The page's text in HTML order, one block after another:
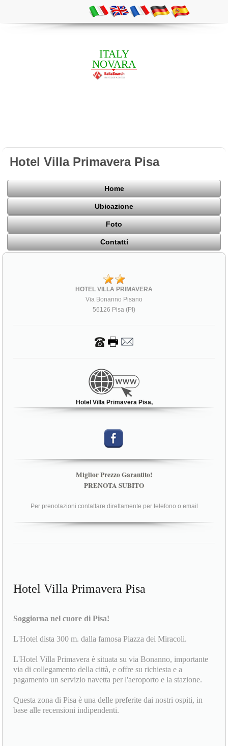
ITALY
NOVARA
Hotel Villa Primavera Pisa
Home
Ubicazione
Foto
Contatti
HOTEL VILLA PRIMAVERA
Via Bonanno Pisano
56126 Pisa (PI)
Hotel Villa Primavera Pisa,
Miglior Prezzo Garantito!
PRENOTA SUBITO
Per prenotazioni contattare direttamente per telefono o email
Hotel Villa Primavera Pisa
Soggiorna nel cuore di Pisa!
L'Hotel dista 300 m. dalla famosa Piazza dei Miracoli.
L'Hotel Villa Primavera è situata su via Bonanno, importante
via di collegamento della città, e offre su richiesta e a
pagamento un servizio navetta per l'aeroporto e la stazione.
Questa zona di Pisa è una delle preferite dai nostri ospiti, in
base alle recensioni indipendenti.